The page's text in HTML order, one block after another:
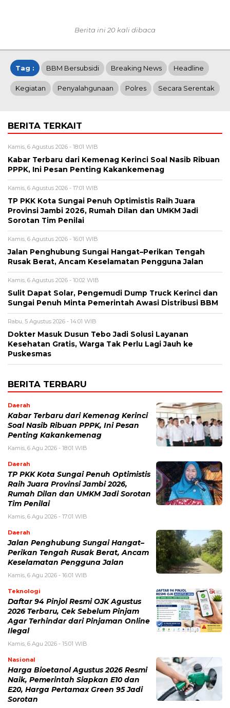
Berita ini 20 kali dibaca
Tag : BBM Bersubsidi Breaking News Headline
Kegiatan Penyalahgunaan Polres Secara Serentak
BERITA TERKAIT
Kamis, 6 Agustus 2026 - 18:01 WIB
Kabar Terbaru dari Kemenag Kerinci Soal Nasib Ribuan
PPPK, Ini Pesan Penting Kakankemenag
Kamis, 6 Agustus 2026 - 17:01 WIB
TP PKK Kota Sungai Penuh Optimistis Raih Juara
Provinsi Jambi 2026, Rumah Dilan dan UMKM Jadi
Sorotan Tim Penilai
Kamis, 6 Agustus 2026 - 16:01 WIB
Jalan Penghubung Sungai Hangat–Perikan Tengah
Rusak Berat, Ancam Keselamatan Pengguna Jalan
Kamis, 6 Agustus 2026 - 10:02 WIB
Sulit Dapat Solar, Pengemudi Dump Truck Kerinci dan
Sungai Penuh Minta Pemerintah Awasi Distribusi BBM
Rabu, 5 Agustus 2026 - 14:01 WIB
Dokter Masuk Dusun Tebo Jadi Solusi Layanan
Kesehatan Gratis, Warga Tak Perlu Lagi Jauh ke
Puskesmas
BERITA TERBARU
Daerah
Kabar Terbaru dari Kemenag Kerinci
Soal Nasib Ribuan PPPK, Ini Pesan
Penting Kakankemenag
Kamis, 6 Agu 2026 - 18:01 WIB
Daerah
TP PKK Kota Sungai Penuh Optimistis
Raih Juara Provinsi Jambi 2026,
Rumah Dilan dan UMKM Jadi Sorotan
Tim Penilai
Kamis, 6 Agu 2026 - 17:01 WIB
Daerah
Jalan Penghubung Sungai Hangat–
Perikan Tengah Rusak Berat, Ancam
Keselamatan Pengguna Jalan
Kamis, 6 Agu 2026 - 16:01 WIB
Teknologi
Daftar 94 Pinjol Resmi OJK Agustus
2026 Terbaru, Cek Sebelum Pinjam
Agar Terhindar dari Pinjaman Online
Ilegal
Kamis, 6 Agu 2026 - 15:01 WIB
Nasional
Harga Bioetanol Agustus 2026 Resmi
Naik, Pemerintah Siapkan E10 dan
E20, Harga Pertamax Green 95 Jadi
Sorotan